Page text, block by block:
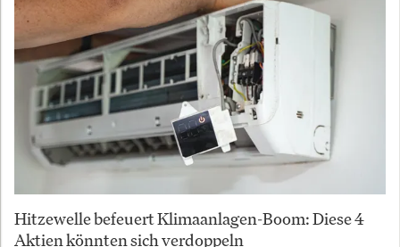
Hitzewelle befeuert Klimaanlagen-Boom: Diese 4
Aktien könnten sich verdoppeln